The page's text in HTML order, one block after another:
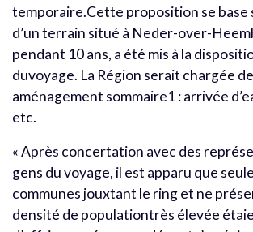
temporaire.Cette proposition se base
d’un terrain situé à Neder-over-
pendant 10 ans, a été mis à la
duvoyage. La Région serait chargée
aménagement sommaire1 : arrivée
etc.
« Après concertation avec des
gens du voyage, il est apparu que
communes jouxtant le ring et ne
densité de populationtrès élevée